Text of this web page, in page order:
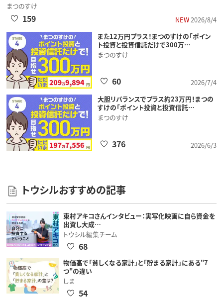
まつのすけ
NEW2026/8/4
159
また12万円プラス！まつのすけの「ポイン
ト投資と投資信託だけで300万…
まつのすけ
2026/7/4
60
大胆リバランスでプラス約23万円！まつの
すけの「ポイント投資と投資信託…
まつのすけ
2026/6/3
376
トウシルおすすめの記事
東村アキコさんインタビュー：実写化映画に自ら資金を
出資し大成…
トウシル編集チーム
68
物価高で「貧しくなる家計」と「貯まる家計」にある"7
つ"の違い
しま
54